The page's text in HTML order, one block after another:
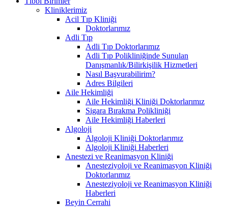
Kliniklerimiz
Acil Tıp Kliniği
Doktorlarımız
Adli Tıp
Adli Tıp Doktorlarımız
Adli Tıp Polikliniğinde Sunulan
Danışmanlık/Bilirkişilik Hizmetleri
Nasıl Başvurabilirim?
Adres Bilgileri
Aile Hekimliği
Aile Hekimliği Kliniği Doktorlarımız
Sigara Bırakma Polikliniği
Aile Hekimliği Haberleri
Algoloji
Algoloji Kliniği Doktorlarımız
Algoloji Kliniği Haberleri
Anestezi ve Reanimasyon Kliniği
Anesteziyoloji ve Reanimasyon Kliniği
Doktorlarımız
Anesteziyoloji ve Reanimasyon Kliniği
Haberleri
Beyin Cerrahi